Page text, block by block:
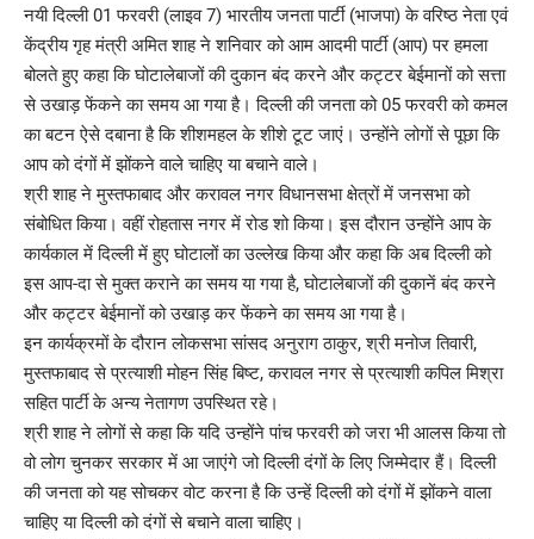
नयी दिल्ली 01 फरवरी (लाइव 7) भारतीय जनता पार्टी (भाजपा) के वरिष्ठ नेता एवं
केंद्रीय गृह मंत्री अमित शाह ने शनिवार को आम आदमी पार्टी (आप) पर हमला
बोलते हुए कहा कि घोटालेबाजों की दुकान बंद करने और कट्टर बेईमानों को सत्ता
से उखाड़ फेंकने का समय आ गया है। दिल्ली की जनता को 05 फरवरी को कमल
का बटन ऐसे दबाना है कि शीशमहल के शीशे टूट जाएं। उन्होंने लोगों से पूछा कि
आप को दंगों में झोंकने वाले चाहिए या बचाने वाले।
श्री शाह ने मुस्तफाबाद और करावल नगर विधानसभा क्षेत्रों में जनसभा को
संबोधित किया। वहीं रोहतास नगर में रोड शो किया। इस दौरान उन्होंने आप के
कार्यकाल में दिल्ली में हुए घोटालों का उल्लेख किया और कहा कि अब दिल्ली को
इस आप-दा से मुक्त कराने का समय या गया है, घोटालेबाजों की दुकानें बंद करने
और कट्टर बेईमानों को उखाड़ कर फेंकने का समय आ गया है।
इन कार्यक्रमों के दौरान लोकसभा सांसद अनुराग ठाकुर, श्री मनोज तिवारी,
मुस्तफाबाद से प्रत्याशी मोहन सिंह बिष्ट, करावल नगर से प्रत्याशी कपिल मिश्रा
सहित पार्टी के अन्य नेतागण उपस्थित रहे।
श्री शाह ने लोगों से कहा कि यदि उन्होंने पांच फरवरी को जरा भी आलस किया तो
वो लोग चुनकर सरकार में आ जाएंगे जो दिल्ली दंगों के लिए जिम्मेदार हैं। दिल्ली
की जनता को यह सोचकर वोट करना है कि उन्हें दिल्ली को दंगों में झोंकने वाला
चाहिए या दिल्ली को दंगों से बचाने वाला चाहिए।